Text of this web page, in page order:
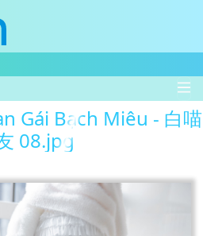
Gái Bạch Miêu - 白喵
08.jpg